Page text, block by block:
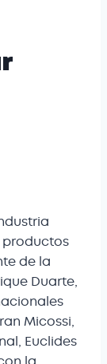
de la
Duarte,
Micossi,
Euclides